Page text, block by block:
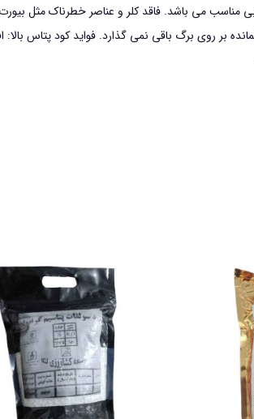
مناسب می باشد. فاقد کلر و عناصر خطرناک مثل بيورت
بر روی برگ باقی نمی گذارد. فواید کود پتاس بالا: